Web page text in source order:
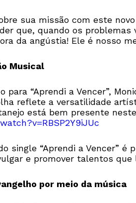
sua missão com este
que, quando os problemas
da angústia! Ele é nosso
Musical
para “Aprendi a Vencer”,
reflete a versatilidade
está bem presente
single “Aprendi a Vencer”
e promover talentos
por meio da música